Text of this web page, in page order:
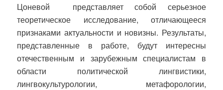
Цоневой
представляет собой серьезное
теоретическое исследование, отличающееся
признаками актуальности и новизны. Результаты,
представленные в работе, будут интересны
отечественным и зарубежным специалистам в
области политической лингвистики,
лингвокультурологии, метафорологии,